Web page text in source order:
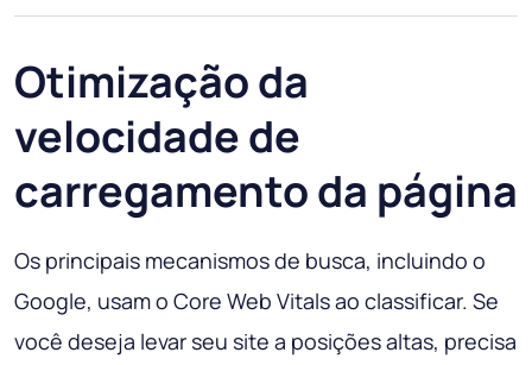
Otimização da
velocidade de
carregamento da página
Os principais mecanismos de busca, incluindo o
Google, usam o Core Web Vitals ao classificar. Se
você deseja levar seu site a posições altas, precisa